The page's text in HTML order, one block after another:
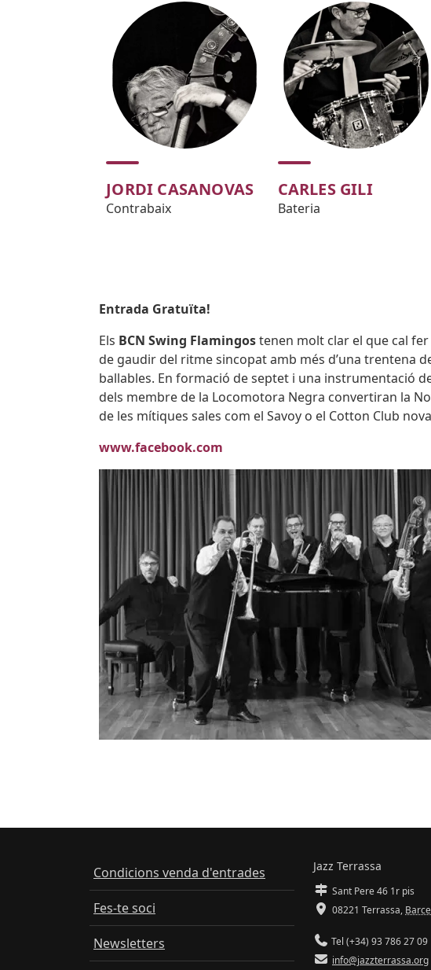
JORDI CASANOVAS
Contrabaix
CARLES GILI
Bateria
Body
Entrada Gratuïta!
Els BCN Swing Flamingostenen molt clar el que cal
de gaudir del ritme sincopat amb més d’una trentena
ballables. En formació de septet i una instrumentació
dels membre de la Locomotora Negra convertiran la
de les mítiques sales com el Savoy o el Cotton Club
www.facebook.com
Imatges
Image
Condicions venda d'entrades
Fes-te soci
Newsletters
Jazz Terrassa
Sant Pere 46 1r pis
08221 Terrassa,
Tel (+34) 93 786 27 09
info@jazzterrassa.org